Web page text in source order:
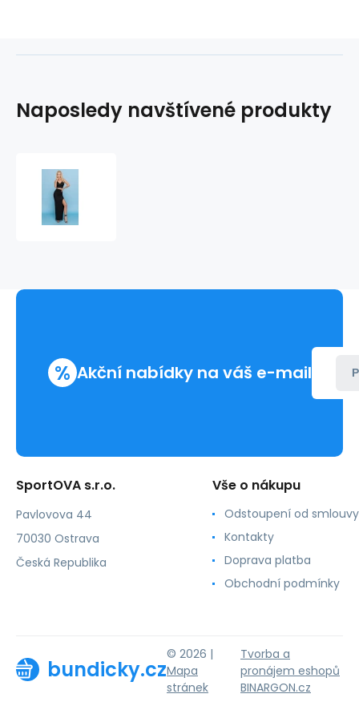
Naposledy navštívené produkty
% Akční nabídky na váš e-mail
SportOVA s.r.o.
Pavlovova 44
70030 Ostrava
Česká Republika
Vše o nákupu
Odstoupení od smlouvy
Kontakty
Doprava platba
Obchodní podmínky
bundicky.cz
© 2026 |
Mapa
stránek
Tvorba a
pronájem eshopů
BINARGON.cz